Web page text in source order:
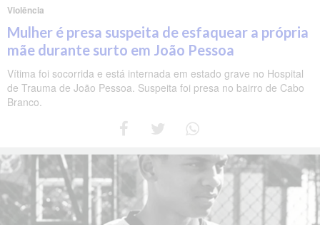
Violência
Mulher é presa suspeita de esfaquear a própria
mãe durante surto em João Pessoa
Vítima foi socorrida e está internada em estado grave no Hospital
de Trauma de João Pessoa. Suspeita foi presa no bairro de Cabo
Branco.